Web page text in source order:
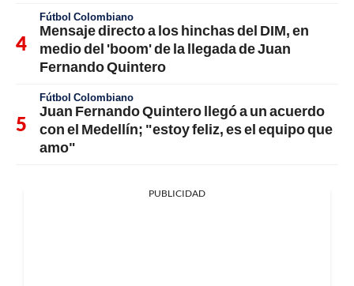
Fútbol Colombiano
Mensaje directo a los hinchas del DIM, en
medio del 'boom' de la llegada de Juan
Fernando Quintero
Fútbol Colombiano
Juan Fernando Quintero llegó a un acuerdo
con el Medellín; "estoy feliz, es el equipo que
amo"
PUBLICIDAD